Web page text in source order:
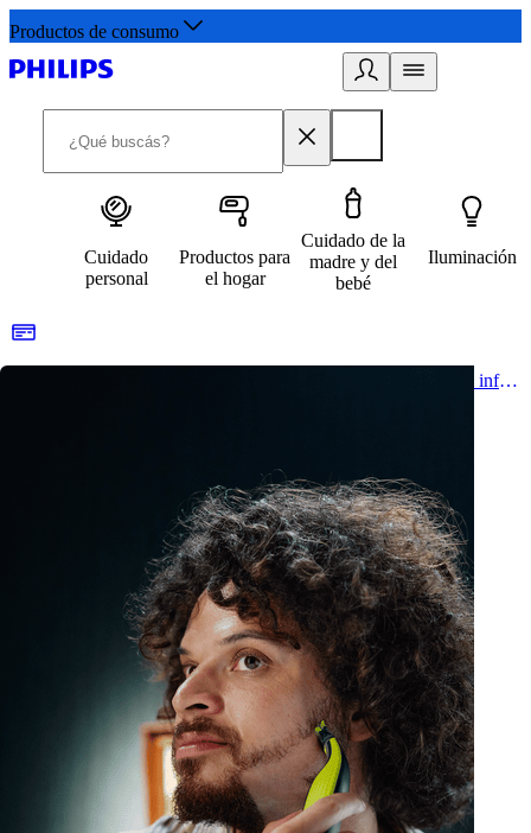
Productos de consumo
Cuidado
personal
Productos para
el hogar
Cuidado de la
madre y del
bebé
Iluminación
Acá comienza un estilo de vida saludable. Subscríbete y obtén información de primera mano